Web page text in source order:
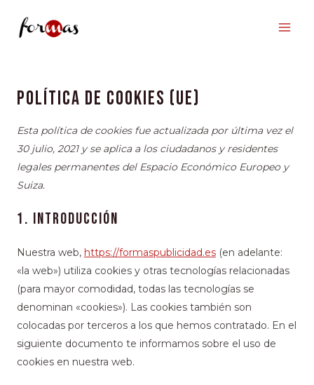
Política de cookies (UE)
Esta política de cookies fue actualizada por última vez el
30 julio, 2021 y se aplica a los ciudadanos y residentes
legales permanentes del Espacio Económico Europeo y
Suiza.
1. Introducción
Nuestra web, https://formaspublicidad.es(en adelante:
«la web») utiliza cookies y otras tecnologías relacionadas
(para mayor comodidad, todas las tecnologías se
denominan «cookies»). Las cookies también son
colocadas por terceros a los que hemos contratado. En el
siguiente documento te informamos sobre el uso de
cookies en nuestra web.
cookie-
consent